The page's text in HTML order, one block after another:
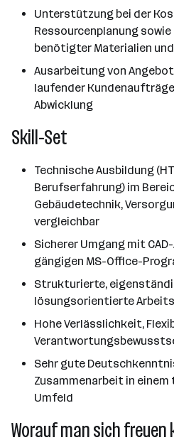
Unterstützung bei der
Ressourcenplanung
benötigter Materialien
Ausarbeitung von
laufender
Abwicklung
Skill-Set
Technische Ausbildung
Berufserfahrung) im
Gebäudetechnik,
vergleichbar
Sicherer Umgang mit
gängigen MS-Office-
Strukturierte,
lösungsorientierte
Hohe Verlässlichkeit,
Sehr gute
Zusammenarbeit in
Umfeld
Worauf man sich freuen